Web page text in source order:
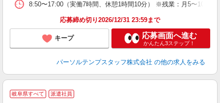
8:50〜17:00（実働7時間、休憩1時間10分） ※残業：月5〜10時
応募締め切り2026/12/31 23:59まで
キープ 応募画面へ進む
かんたん3ステップ！
パーソルテンプスタッフ株式会社 の他の求人をみる
岐阜県すべて 派遣社員